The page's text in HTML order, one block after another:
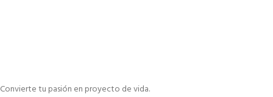
Convierte tu pasión en proyecto de vida.